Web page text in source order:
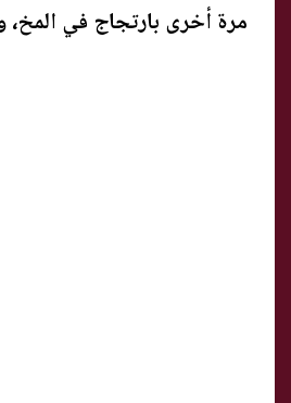
مرة أخرى بارتجاج في المخ،